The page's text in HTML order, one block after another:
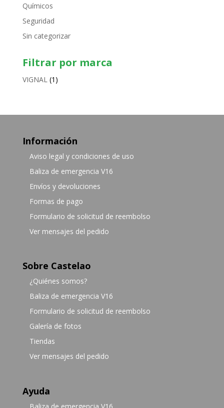
Químicos
Seguridad
Sin categorizar
Filtrar por marca
VIGNAL (1)
Información
Aviso legal y condiciones de uso
Baliza de emergencia V16
Envíos y devoluciones
Formas de pago
Formulario de solicitud de reembolso
Ver mensajes del pedido
Sobre Castelao
¿Quiénes somos?
Baliza de emergencia V16
Formulario de solicitud de reembolso
Galería de fotos
Tiendas
Ver mensajes del pedido
Ayuda
Baliza de emergencia V16